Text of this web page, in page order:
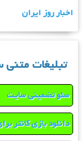
اخبار روز ایران
تبلیغات
سئو تضمینی سایت
دانلود بازی کانتر